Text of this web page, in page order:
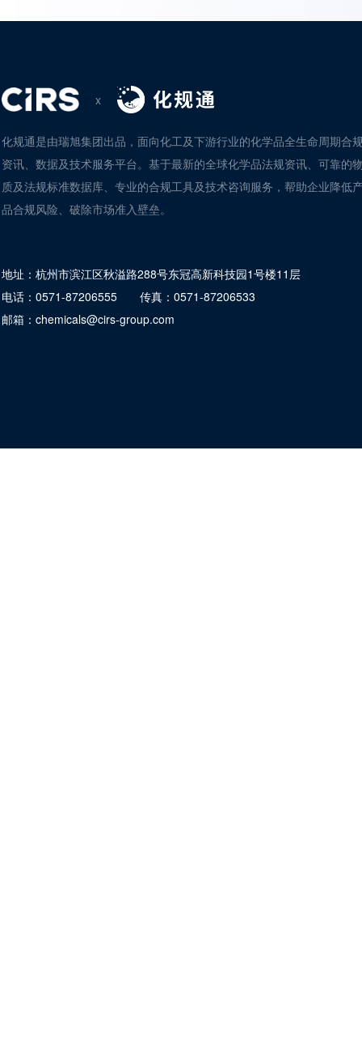
x
化规通是由瑞旭集团出品，面向化工及下游行业的化学品全生命周期合
资讯、数据及技术服务平台。基于最新的全球化学品法规资讯、可靠的
质及法规标准数据库、专业的合规工具及技术咨询服务，帮助企业降低
品合规风险、破除市场准入壁垒。
地址： 杭州市滨江区秋溢路288号东冠高新科技园1号楼11层
电话： 0571-87206555 传真： 0571-87206533
邮箱： chemicals@cirs-group.com